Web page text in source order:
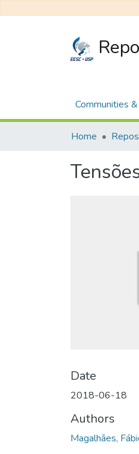
Communities
Home
Date
2018-06-18
Authors
Magalhães,